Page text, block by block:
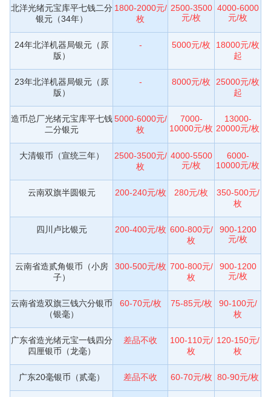
北洋光绪元宝库平七钱二分
银元（34年）
1800-2000元/
枚
2500-3500
元/枚
4000-6000
元/枚
24年北洋机器局银元（原
版）
- 5000元/枚
18000元/枚
起
23年北洋机器局银元（原
版）
- 8000元/枚
25000元/枚
起
造币总厂光绪元宝库平七钱
二分银元
5000-6000元/
枚
7000-
10000元/枚
13000-
20000元/枚
大清银币（宣统三年）
2500-3500元/
枚
4000-5500
元/枚
6000-
10000元/枚
云南双旗半圆银元 200-240元/枚 280元/枚
350-500元/
枚
四川卢比银元 200-400元/枚 600-800元/
枚
900-1200
元/枚
云南省造贰角银币（小房
子）
300-500元/枚 700-800元/
枚
900-1200
元/枚
云南省造双旗三钱六分银币
（银毫）
60-70元/枚 75-85元/枚
90-100元/
枚
广东省造光绪元宝一钱四分
四厘银币（龙毫）
差品不收
100-110元/
枚
120-150元/
枚
广东20毫银币（贰毫） 差品不收 60-70元/枚 80-90元/枚